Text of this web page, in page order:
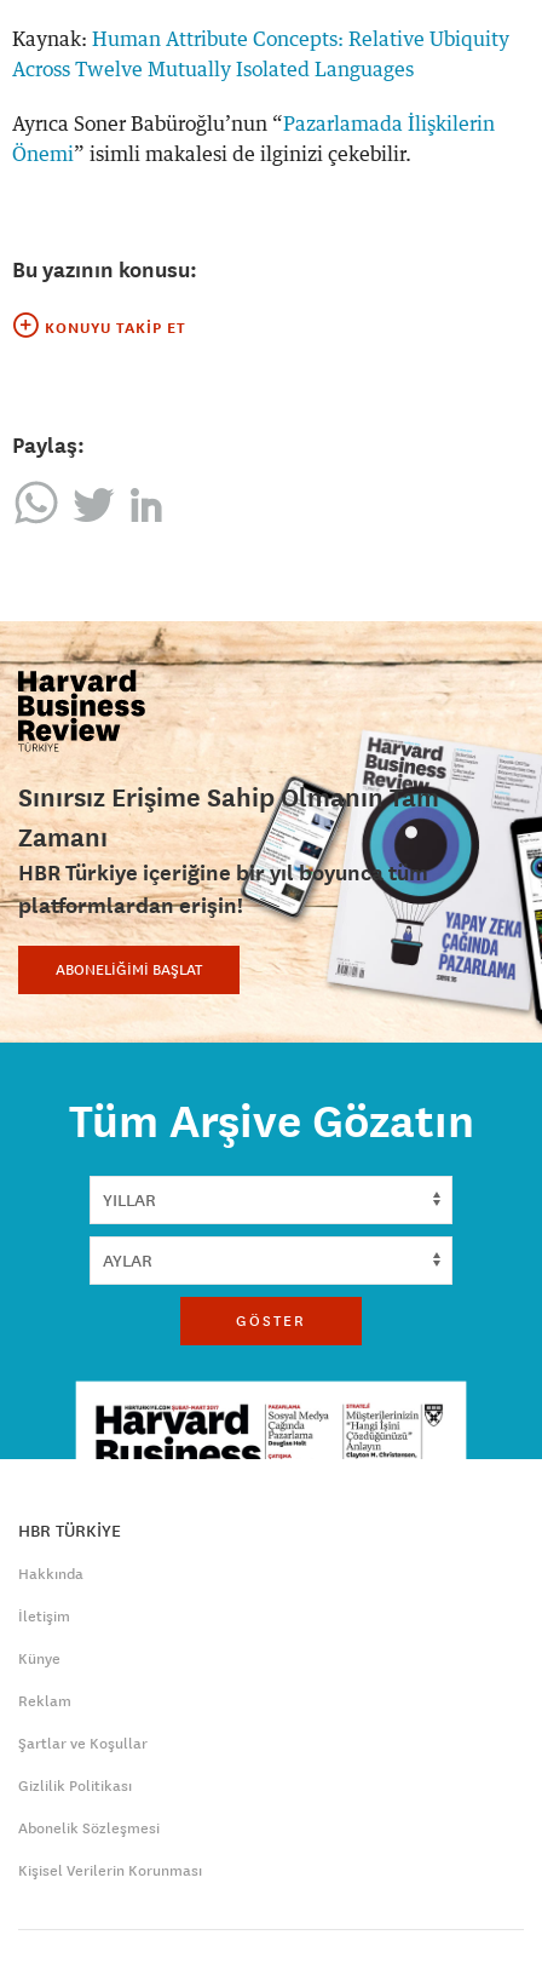
Kaynak: Human Attribute Concepts: Relative Ubiquity
Across Twelve Mutually Isolated Languages
Ayrıca Soner Babüroğlu’nun “ Pazarlamada İlişkilerin
Önemi” isimli makalesi de ilginizi çekebilir.
Bu yazının konusu:
KONUYU TAKIP ET
Paylaş:
Sınırsız Erişime Sahip Olmanın Tam
Zamanı
HBR Türkiye içeriğine bir yıl boyunca tüm
platformlardan erişin!
ABONELİĞİMİ BAŞLAT
Tüm Arşive Gözatın
GÖSTER
HBR TÜRKİYE
Hakkında
İletişim
Künye
Reklam
Şartlar ve Koşullar
Gizlilik Politikası
Abonelik Sözleşmesi
Kişisel Verilerin Korunması